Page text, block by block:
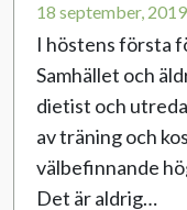
18 september, 2019
I höstens första
Samhället och
dietist och
av träning och
välbefinnande
Det är aldrig…